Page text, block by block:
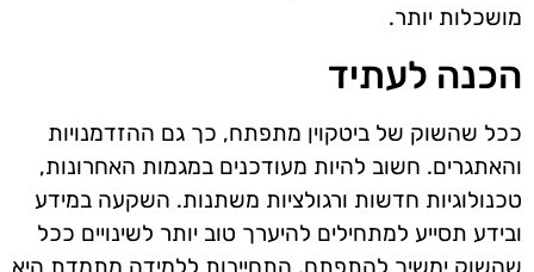
מושכלות יותר.
הכנה לעתיד
ככל שהשוק של ביטקוין מתפתח, כך גם ההזדמנויות
והאתגרים. חשוב להיות מעודכנים במגמות האחרונות,
טכנולוגיות חדשות ורגולציות משתנות. השקעה במידע
ובידע תסייע למתחילים להיערך טוב יותר לשינויים ככל
שהשוק ימשיך להתפתח. התחייבות ללמידה מתמדת היא